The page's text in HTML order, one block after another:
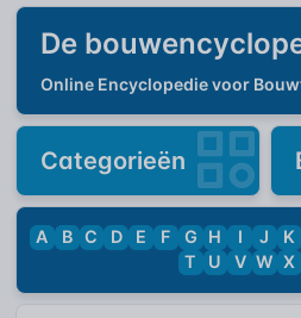
De
Online Encyclopedie voor
Categorieën
A B C D E F G H I J K
T
U V W X